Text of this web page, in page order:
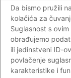
Da bismo pružili
kolačića za
Suglasnost s
obrađujemo
ili jedinstveni ID-
povlačenje
karakteristike i